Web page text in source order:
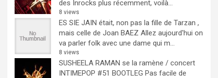
des Inrocks plus récemment, voilà...
8 views
ES SIE JAIN était, non pas la fille de Tarzan ,
mais celle de Joan BAEZ Allez aujourd'hui on
va parler folk avec une dame qui m...
8 views
SUSHEELA RAMAN se la ramène / concert
INTIMEPOP #51 BOOTLEG Pas facile de